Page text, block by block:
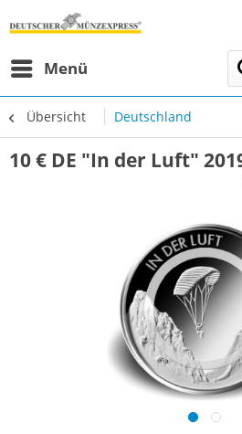
Menü
Übersicht Deutschland
10 € DE "In der Luft"